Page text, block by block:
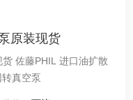
原装现货
佐藤PHIL 进口油扩散
回转真空泵